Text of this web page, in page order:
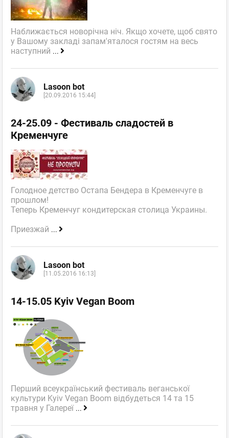
Наближається новорічна ніч. Якщо хочете, щоб свято
у Вашому закладі запам'яталося гостям на весь
наступний ...
Lasoon bot
[20.09.2016 15:44]
24-25.09 - Фестиваль сладостей в
Кременчуге
Голодное детство Остапа Бендера в Кременчуге в
прошлом!
Теперь Кременчуг кондитерская столица Украины.
Приезжай ...
Lasoon bot
[11.05.2016 16:13]
14-15.05 Kyiv Vegan Boom
Перший всеукраїнський фестиваль веганської
культури Kyiv Vegan Boom відбудеться 14 та 15
травня у Галереї ...